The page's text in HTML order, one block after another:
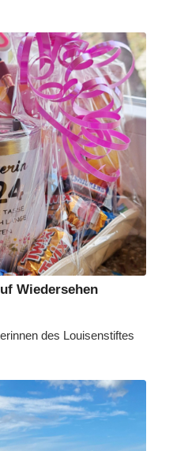
Wiedersehen
des Louisenstiftes